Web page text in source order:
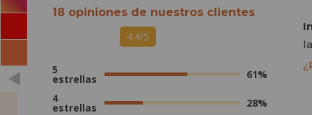
18 opiniones de nuestros clientes
4.4/5
5
estrellas
61%
4
estrellas
28%